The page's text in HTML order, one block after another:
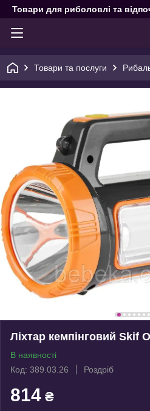
Товари для риболовлі та
Товари та послуги
Ліхтар кемпінговий Skif
В наявності
Код: 389.03.26
Роздріб
814 ₴